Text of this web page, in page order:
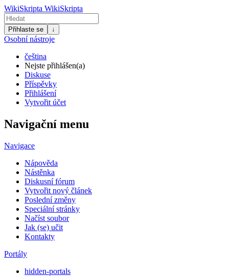
WikiSkripta WikiSkripta
Přihlaste se ↓
Osobní nástroje
čeština
Nejste přihlášen(a)
Diskuse
Příspěvky
Přihlášení
Vytvořit účet
Navigační menu
Navigace
Nápověda
Nástěnka
Diskusní fórum
Vytvořit nový článek
Poslední změny
Speciální stránky
Načíst soubor
Jak (se) učit
Kontakty
Portály
hidden-portals